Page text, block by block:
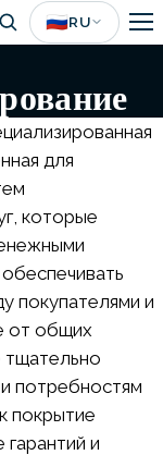
🇷🇺RU
для
которые
покупателями и
от общих
тщательно
потребностям
покрытие
и